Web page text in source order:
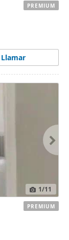
Llamar
PREMIUM
1/11
PREMIUM